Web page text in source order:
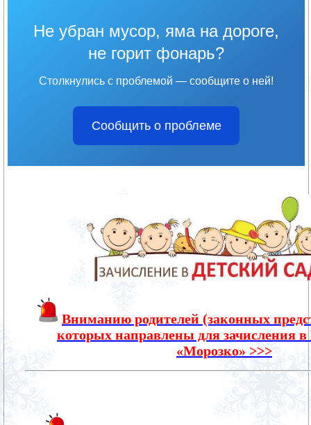
Не убран мусор, яма на дороге,
не горит фонарь?
Столкнулись с проблемой — сообщите о ней!
Сообщить о проблеме
Вниманию родителей (законных
которых направлены для
«Морозко» >>>